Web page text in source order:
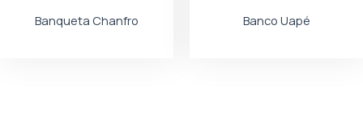
Banqueta Chanfro Banco Uapé